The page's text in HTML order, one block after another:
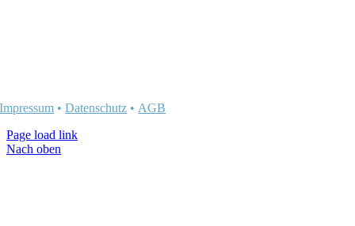
Impressum •Datenschutz • AGB
Page load link
Nach oben